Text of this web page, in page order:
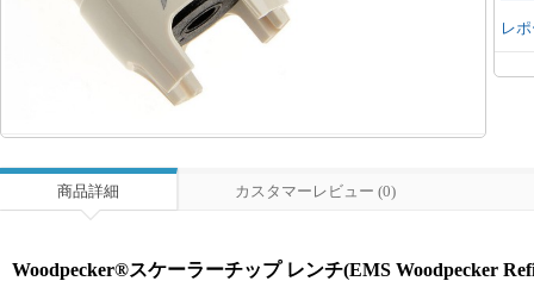
レ
商品詳細 カスタマーレビュー (0)
Woodpecker®スケーラーチップ レンチ(EMS Woodpecker